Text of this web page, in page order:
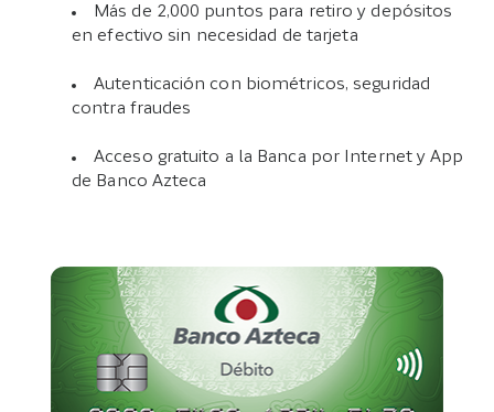
Más de 2,000 puntos para retiro y depósitos
en efectivo sin necesidad de tarjeta
Autenticación con biométricos, seguridad
contra fraudes
Acceso gratuito a la Banca por Internet y App
de Banco Azteca